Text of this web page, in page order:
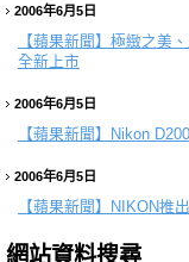
2006年6月5日
【蘋果新聞】 極緻之美
全新上市
2006年6月5日
【蘋果新聞】 Nikon
2006年6月5日
【蘋果新聞】 NIKON推
網站資料搜尋